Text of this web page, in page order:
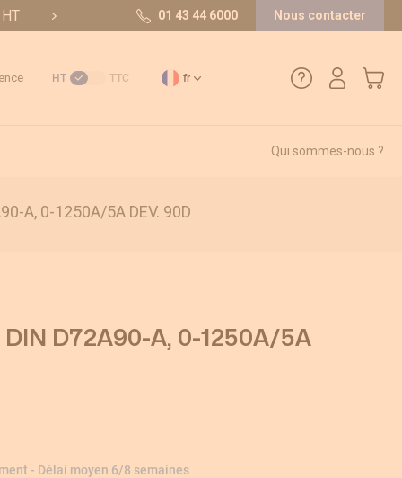
10/10 sur 36 avis
01 43 44 6000 Nous contacter
Comment créer un compte ?
Mon
HT TTC fr
Qui sommes-nous ?
A, 0-1250A/5A DEV. 90D
D72A90-A, 0-1250A/5A
- Délai moyen 6/8 semaines